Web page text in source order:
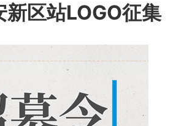
区站LOGO征集